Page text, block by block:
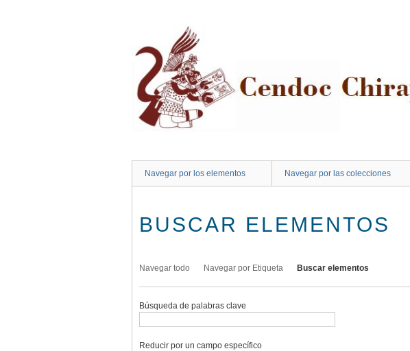
Navegar por los elementos Navegar por las colecciones
BUSCAR ELEMENTOS
Navegar todo Navegar por Etiqueta Buscar elementos
Búsqueda de palabras clave
Reducir por un campo específico